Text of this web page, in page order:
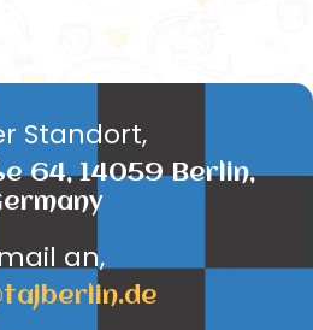
Standort,
64, 14059 Berlin,
an,